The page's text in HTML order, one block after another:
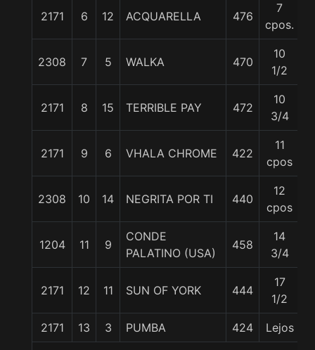
2171 6 12 ACQUARELLA 476
7
cpos.
2308 7 5 WALKA 470
10
1/2
2171 8 15 TERRIBLE PAY 472
10
3/4
2171 9 6 VHALA CHROME 422
11
cpos
2308 10 14 NEGRITA POR TI 440
12
cpos
1204 11 9
CONDE
PALATINO (USA)
458
14
3/4
2171 12 11 SUN OF YORK 444
17
1/2
2171 13 3 PUMBA 424 Lejos